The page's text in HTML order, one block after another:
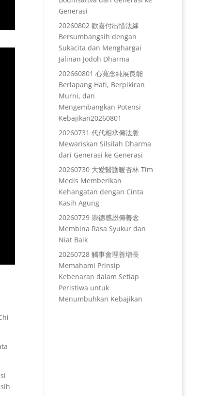
Generasi
20260802 歡喜付出惜法緣
Bersumbangsih dengan
Sukacita dan Menghargai
Jalinan Jodoh Dharma
202660801 心寬念純展良能
Berlapang Hati, Berpikiran
Murni, dan
Mengembangkan Potensi
Kebajikan20260801
20260731 代代相承傳法脈
Mewariskan Silsilah Dharma
dari Generasi ke Generasi
20260730 大愛醫護暖杏林 Tim
Medis Memberikan
Kehangatan dengan Cinta
Kasih Agung
20260729 崇德感恩傳善念
Membina Rasa Syukur dan
Niat Baik
20260728 觸事會理善增長
Memahami Prinsip
Kebenaran dalam Setiap
Peristiwa untuk
Menumbuhkan Kebajikan